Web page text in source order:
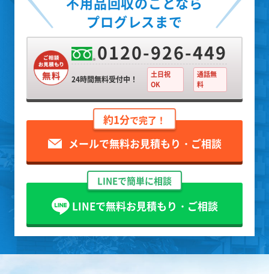
プログレスまで
0120-926-449
24時間無料受付中！
土日祝
OK
通話無
料
約1分で完了！
メールで無料お見積もり・ご相談
LINEで簡単に相談
LINEで無料お見積もり・ご相談